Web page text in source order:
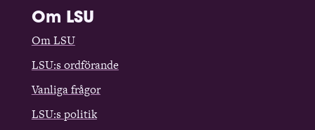
Om LSU
Om LSU
LSU:s ordförande
Vanliga frågor
LSU:s politik